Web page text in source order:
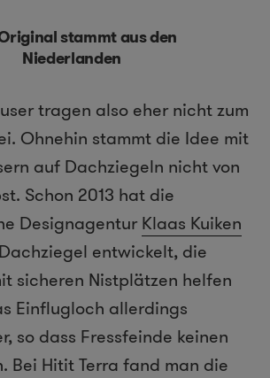
stammt aus den
Niederlanden
tragen also eher nicht zum
Ohnehin stammt die Idee mit
auf Dachziegeln nicht von
Schon 2013 hat die
Designagentur Klaas Kuiken
entwickelt, die
sicheren Nistplätzen helfen
Einflugloch allerdings
so dass Fressfeinde keinen
Bei Hitit Terra fand man die